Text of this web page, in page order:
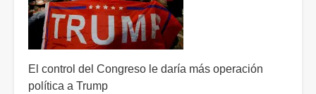
El control del Congreso le daría más operación
política a Trump